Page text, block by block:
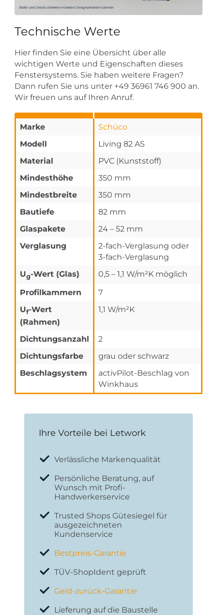
Technische Werte
Hier finden Sie eine Übersicht über alle
wichtigen Werte und Eigenschaften dieses
Fenstersystems. Sie haben weitere Fragen?
Dann rufen Sie uns unter +49 36961 746 900 an.
Wir freuen uns auf Ihren Anruf.
Marke
Schüco
Modell
Living 82 AS
Material
PVC (Kunststoff)
Mindesthöhe
350 mm
Mindestbreite
350 mm
Bautiefe
82 mm
Glaspakete
24 – 52 mm
Verglasung
2-fach-Verglasung oder
3-fach-Verglasung
Ug-Wert (Glas)
0,5 – 1,1 W/m²K möglich
Profilkammern
7
Uf-Wert
(Rahmen)
1,1 W/m²K
Dichtungsanzahl
2
Dichtungsfarbe
grau oder schwarz
Beschlagsystem
activPilot-Beschlag von
Winkhaus
Ihre Vorteile bei Letwork
Verlässliche Markenqualität
Persönliche Beratung, auf
Wunsch mit Profi-
Handwerkerservice
Trusted Shops Gütesiegel für
ausgezeichneten
Kundenservice
Bestpreis-Garantie
TÜV-ShopIdent geprüft
Geld-zurück-Garantie
Lieferung auf die Baustelle